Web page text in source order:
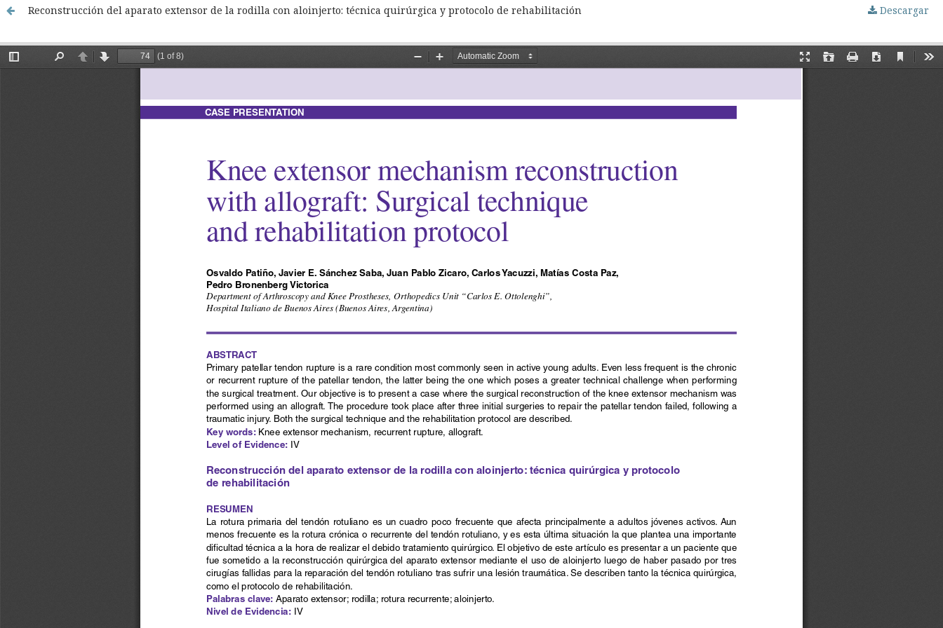
Reconstrucción del aparato extensor de la rodilla con aloinjerto: técnica quirúrgica y protocolo de rehabilitación Descargar